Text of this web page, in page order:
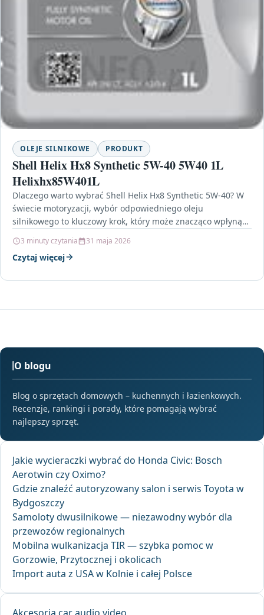
OLEJE SILNIKOWE PRODUKT
Shell Helix Hx8 Synthetic 5W-40 5W40 1L
Helixhx85W401L
Dlaczego warto wybrać Shell Helix Hx8 Synthetic 5W-40? W
świecie motoryzacji, wybór odpowiedniego oleju
silnikowego to kluczowy krok, który może znacząco wpłynąć
3 minuty czytania 31 maja 2026
Czytaj więcej
O blogu
Blog o sprzętach domowych – kuchennych i łazienkowych.
Recenzje, rankingi i porady, które pomagają wybrać
najlepszy sprzęt.
Jakie wycieraczki wybrać do Honda Civic: Bosch
Aerotwin czy Oximo?
Gdzie znaleźć autoryzowany salon i serwis Toyota w
Bydgoszczy
Samoloty dwusilnikowe — niezawodny wybór dla
przewozów regionalnych
Mobilna wulkanizacja TIR — szybka pomoc w
Gorzowie, Przytocznej i okolicach
Import auta z USA w Kolnie i całej Polsce